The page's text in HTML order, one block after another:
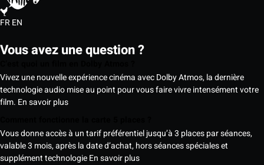
FREN
Vous avez une question ?
Vivez une nouvelle expérience cinéma avec Dolby Atmos, la dernière
technologie audio mise au point pour vous faire vivre intensément votre
film. En savoir plus
Vous donne accès à un tarif préférentiel jusqu’à 3 places par séances,
valable 3 mois, après la date d’achat, hors séances spéciales et
supplément technologieEn savoir plus